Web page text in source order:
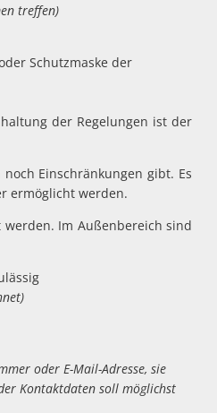
treffen)
Schutzmaske der
der Regelungen ist der
Einschränkungen gibt. Es
ermöglicht werden.
Im Außenbereich sind
oder E-Mail-Adresse, sie
Kontaktdaten soll möglichst